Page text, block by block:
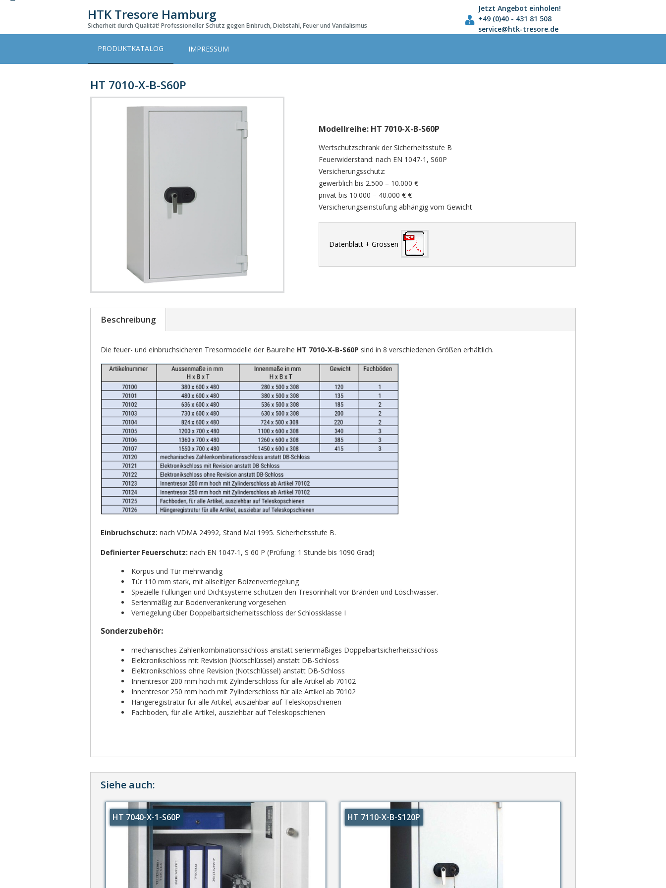
content
HTK Tresore Hamburg
Sicherheit durch Qualität! Professioneller Schutz gegen Einbruch, Diebstahl, Feuer und Vandalismus
Jetzt Angebot einholen!
+49 (0)40 - 431 81 508
service@htk-tresore.de
PRODUKTKATALOG IMPRESSUM
HT 7010-X-B-S60P
Modellreihe: HT 7010-X-B-S60P
Wertschutzschrank der Sicherheitsstufe B
Feuerwiderstand: nach EN 1047-1, S60P
Versicherungsschutz:
gewerblich bis 2.500 – 10.000 €
privat bis 10.000 – 40.000 € €
Versicherungseinstufung abhängig vom Gewicht
Datenblatt + Grössen
Beschreibung
Die feuer- und einbruchsicheren Tresormodelle der Baureihe HT 7010-X-B-S60P sind in 8 verschiedenen Größen erhältlich.
Einbruchschutz: nach VDMA 24992, Stand Mai 1995. Sicherheitsstufe B.
Definierter Feuerschutz: nach EN 1047-1, S 60 P (Prüfung: 1 Stunde bis 1090 Grad)
Korpus und Tür mehrwandig
Tür 110 mm stark, mit allseitiger Bolzenverriegelung
Spezielle Füllungen und Dichtsysteme schützen den Tresorinhalt vor Bränden und Löschwasser.
Serienmäßig zur Bodenverankerung vorgesehen
Verriegelung über Doppelbartsicherheitsschloss der Schlossklasse I
Sonderzubehör:
mechanisches Zahlenkombinationsschloss anstatt serienmäßiges Doppelbartsicherheitsschloss
Elektronikschloss mit Revision (Notschlüssel) anstatt DB-Schloss
Elektronikschloss ohne Revision (Notschlüssel) anstatt DB-Schloss
Innentresor 200 mm hoch mit Zylinderschloss für alle Artikel ab 70102
Innentresor 250 mm hoch mit Zylinderschloss für alle Artikel ab 70102
Hängeregistratur für alle Artikel, ausziehbar auf Teleskopschienen
Fachboden, für alle Artikel, ausziehbar auf Teleskopschienen
Siehe auch:
HT 7040-X-1-S60P HT 7110-X-B-S120P